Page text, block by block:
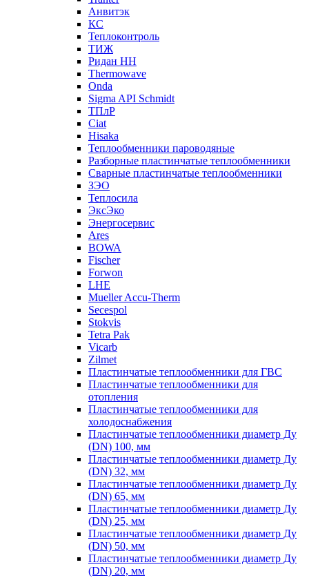
Анвитэк
КС
Теплоконтроль
ТИЖ
Ридан НН
Thermowave
Onda
Sigma API Schmidt
ТПлР
Ciat
Hisaka
Теплообменники пароводяные
Разборные пластинчатые теплообменники
Сварные пластинчатые теплообменники
ЗЭО
Теплосила
ЭксЭко
Энергосервис
Ares
BOWA
Fischer
Forwon
LHE
Mueller Accu-Therm
Secespol
Stokvis
Tetra Pak
Vicarb
Zilmet
Пластинчатые теплообменники для ГВС
Пластинчатые теплообменники для
отопления
Пластинчатые теплообменники для
холодоснабжения
Пластинчатые теплообменники диаметр Ду
(DN) 100, мм
Пластинчатые теплообменники диаметр Ду
(DN) 32, мм
Пластинчатые теплообменники диаметр Ду
(DN) 65, мм
Пластинчатые теплообменники диаметр Ду
(DN) 25, мм
Пластинчатые теплообменники диаметр Ду
(DN) 50, мм
Пластинчатые теплообменники диаметр Ду
(DN) 20, мм